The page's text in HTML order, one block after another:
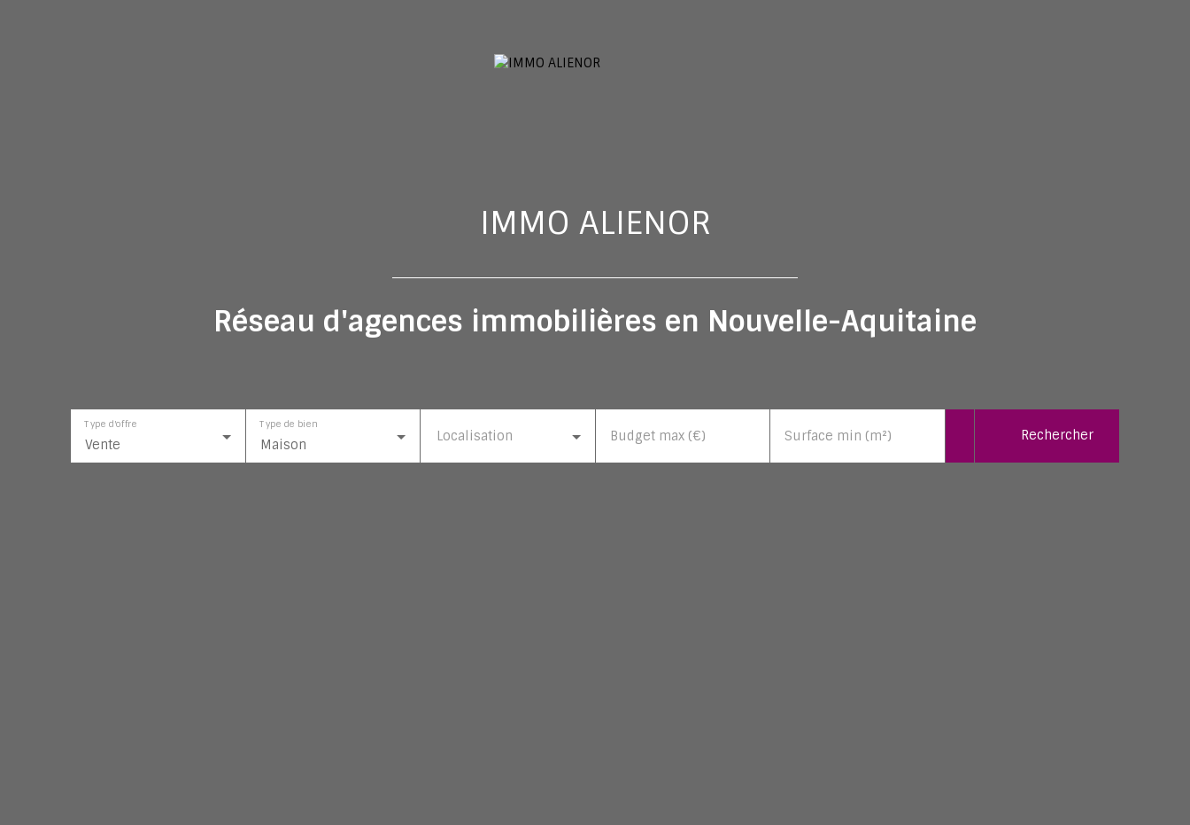
IMMO ALIENOR
Réseau d'agences immobilières en Nouvelle-Aquitaine
Vente
Type d'offre
Maison
Type de bien
Localisation Budget max (€) Surface min (m²) Rechercher